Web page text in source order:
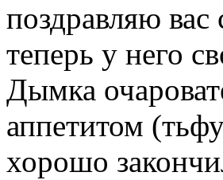
поздравляю
теперь у него
Дымка
аппетитом
хорошо